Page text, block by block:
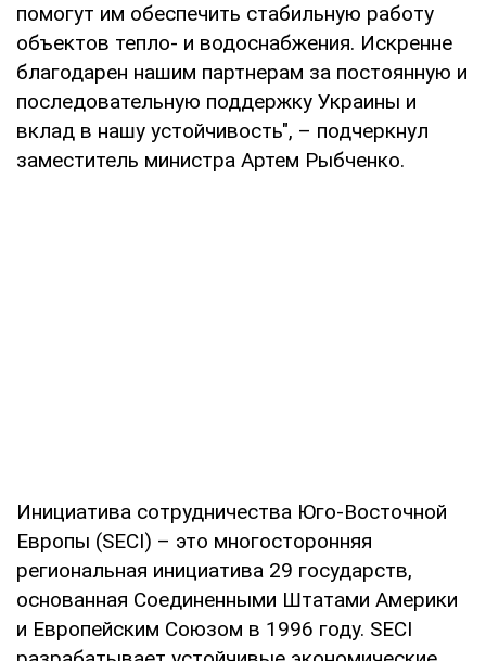
помогут им обеспечить стабильную работу
объектов тепло- и водоснабжения. Искренне
благодарен нашим партнерам за постоянную и
последовательную поддержку Украины и
вклад в нашу устойчивость", – подчеркнул
заместитель министра Артем Рыбченко.
Инициатива сотрудничества Юго-Восточной
Европы (SECI) – это многосторонняя
региональная инициатива 29 государств,
основанная Соединенными Штатами Америки
и Европейским Союзом в 1996 году. SECI